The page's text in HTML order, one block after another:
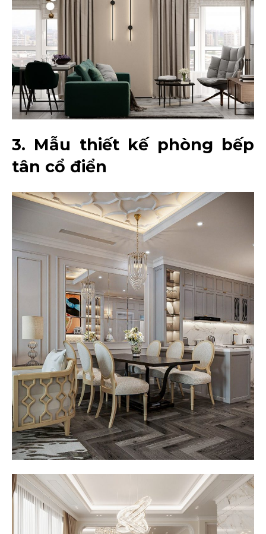
3. Mẫu thiết kế phòng bếp
tân cổ điển